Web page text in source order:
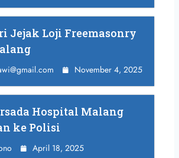
Jejak Loji Freemasonry
November 4, 2025
Hospital Malang
ke Polisi
April 18, 2025